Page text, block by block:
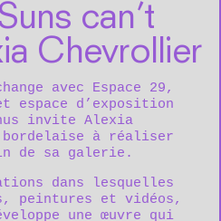
can’t
Chevrollier
avec Espace 29,
d’exposition
invite Alexia
à réaliser
de sa galerie.
dans lesquelles
peintures et vidéos,
une œuvre qui